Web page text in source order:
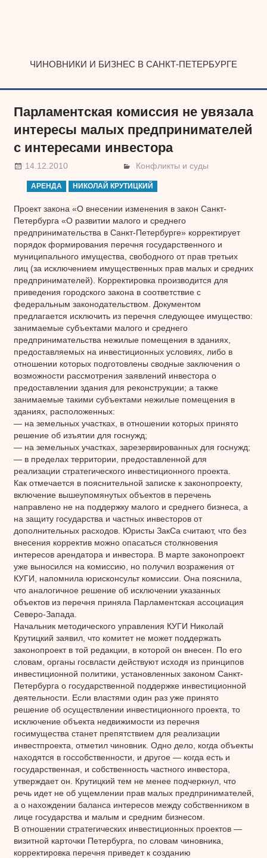
ЧИНОВНИКИ И БИЗНЕС В САНКТ-ПЕТЕРБУРГЕ
Парламентская комиссия не увязала
интересы малых предпринимателей
с интересами инвестора
14.12.2010 Конфликты и суды
АРЕНДА НИКОЛАЙ КРУТИЦКИЙ
Проект закона «О внесении изменения в закон Санкт-
Петербурга «О развитии малого и среднего
предпринимательства в Санкт-Петербурге» корректирует
порядок формирования перечня государственного и
муниципального имущества, свободного от прав третьих
лиц (за исключением имущественных прав малых и средних
предпринимателей). Корректировка производится для
приведения городского закона в соответствие с
федеральным законодательством. Документом
предлагается исключить из перечня следующее имущество:
занимаемые субъектами малого и среднего
предпринимательства нежилые помещения в зданиях,
предоставляемых на инвестиционных условиях, либо в
отношении которых подготовлены сводные заключения о
возможности рассмотрения заявлений инвестора о
предоставлении здания для реконструкции; а также
занимаемые такими субъектами нежилые помещения в
зданиях, расположенных:
— на земельных участках, в отношении которых принято
решение об изъятии для госнужд;
— на земельных участках, зарезервированных для госнужд;
— в пределах территории, предоставленной для
реализации стратегического инвестиционного проекта.
Как отмечается в пояснительной записке к законопроекту,
включение вышеупомянутых объектов в перечень
направлено не на поддержку малого и среднего бизнеса, а
на защиту государства и частных инвесторов от
дополнительных расходов. Юристы ЗакСа считают, что без
внесения корректив можно опасаться столкновения
интересов арендатора и инвестора. В марте законопроект
уже выносился на комиссию, но получил возражения от
КУГИ, напомнила юрисконсульт комиссии. Она пояснила,
что аналогичное решение об исключении указанных
объектов из перечня приняла Парламентская ассоциация
Северо-Запада.
Начальник методического управления КУГИ Николай
Крутицкий заявил, что комитет не может поддержать
законопроект в той редакции, в которой он внесен. По его
словам, органы госвласти действуют исходя из принципов
инвестиционной политики, установленных законом Санкт-
Петербурга о государственной поддержке инвестиционной
деятельности. Если властями один раз уже принято
решение об осуществлении инвестиционного проекта, то
исключение объекта недвижимости из перечня
госимущества станет препятствием для реализации
инвестпроекта, отметил чиновник. Одно дело, когда объекты
находятся в госсобственности, и другое — когда есть и
государственная, и собственность частного инвестора,
утверждает он. Крутицкий тем не менее подчеркнул, что
речь идет не об ущемлении прав малых предпринимателей,
а о нахождении баланса интересов между собственником в
лице государства и малым и средним бизнесом.
В отношении стратегических инвестиционных проектов —
визитной карточки Петербурга, по словам чиновника,
корректировка перечня приведет к созданию